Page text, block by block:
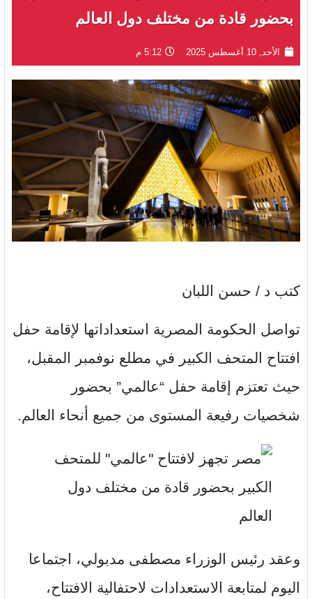
بحضور قادة من مختلف دول العالم
الأحد, 10 أغسطس 2025 5:12 م
كتب د / حسن اللبان
تواصل الحكومة المصرية استعداداتها لإقامة حفل
افتتاح المتحف الكبير في مطلع نوفمبر المقبل،
حيث تعتزم إقامة حفل “عالمي” بحضور
شخصيات رفيعة المستوى من جميع أنحاء العالم.
وعقد رئيس الوزراء مصطفى مدبولي، اجتماعا
اليوم لمتابعة الاستعدادات لاحتفالية الافتتاح،